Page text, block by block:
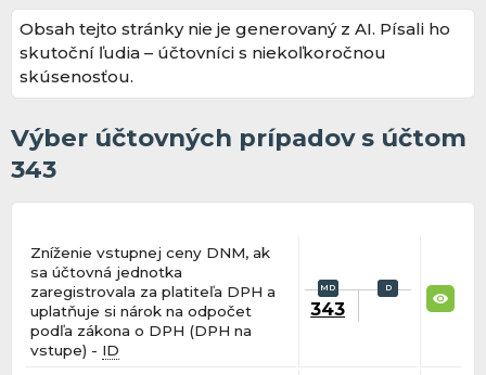
Obsah tejto stránky nie je generovaný z AI. Písali ho
skutoční ľudia – účtovníci s niekoľkoročnou
skúsenosťou.
Výber účtovných prípadov s účtom
343
Zníženie vstupnej ceny DNM, ak
sa účtovná jednotka
zaregistrovala za platiteľa DPH a
uplatňuje si nárok na odpočet
podľa zákona o DPH (DPH na
vstupe) - ID
343